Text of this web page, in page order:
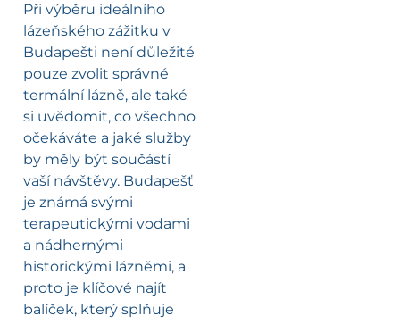
Při výběru ideálního
lázeňského zážitku v
Budapešti není důležité
pouze zvolit správné
termální lázně, ale také
si uvědomit, co všechno
očekáváte a jaké služby
by měly být součástí
vaší návštěvy. Budapešť
je známá svými
terapeutickými vodami
a nádhernými
historickými lázněmi, a
proto je klíčové najít
balíček, který splňuje